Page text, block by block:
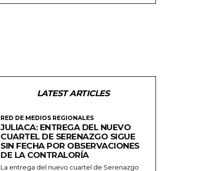
LATEST ARTICLES
RED DE MEDIOS REGIONALES
JULIACA: ENTREGA DEL NUEVO
CUARTEL DE SERENAZGO SIGUE
SIN FECHA POR OBSERVACIONES
DE LA CONTRALORÍA
La entrega del nuevo cuartel de Serenazgo